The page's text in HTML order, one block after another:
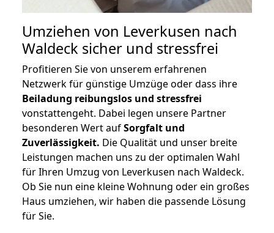
Umziehen von Leverkusen nach
Waldeck sicher und stressfrei
Profitieren Sie von unserem erfahrenen
Netzwerk für günstige Umzüge oder dass ihre
Beiladung reibungslos und stressfrei
vonstattengeht. Dabei legen unsere Partner
besonderen Wert aufSorgfalt und
Zuverlässigkeit. Die Qualität und unser breite
Leistungen machen uns zu der optimalen Wahl
für Ihren Umzug von Leverkusen nach Waldeck.
Ob Sie nun eine kleine Wohnung oder ein großes
Haus umziehen, wir haben die passende Lösung
für Sie.